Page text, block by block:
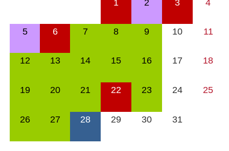
1 2 3 4
5 6 7 8 9 10 11
12 13 14 15 16 17 18
19 20 21 22 23 24 25
26 27 28 29 30 31